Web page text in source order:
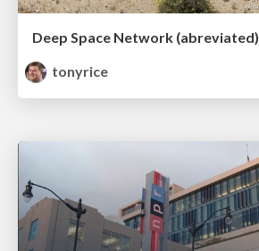
Deep Space Network (abreviated)
tonyrice